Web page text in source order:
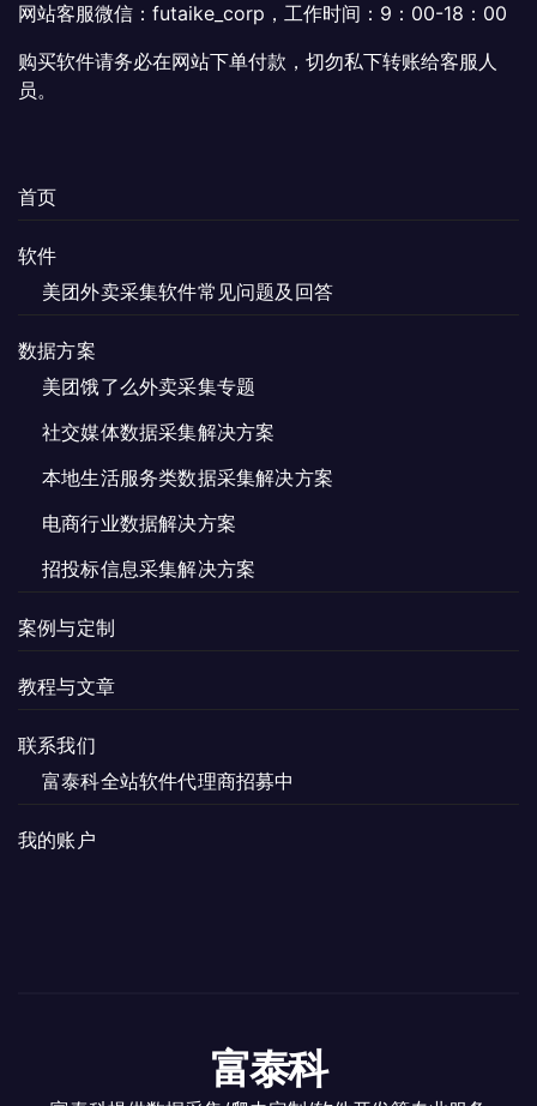
网站客服微信：futaike_corp，工作时间：9：00-18：00
购买软件请务必在网站下单付款，切勿私下转账给客服人
员。
首页
软件
美团外卖采集软件常见问题及回答
数据方案
美团饿了么外卖采集专题
社交媒体数据采集解决方案
本地生活服务类数据采集解决方案
电商行业数据解决方案
招投标信息采集解决方案
案例与定制
教程与文章
联系我们
富泰科全站软件代理商招募中
我的账户
富泰科